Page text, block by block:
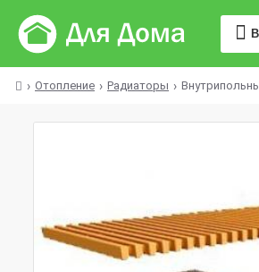
Отопление Радиаторы